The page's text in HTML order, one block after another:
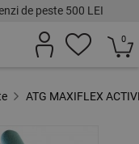
de peste 500 LEI
0
ATG MAXIFLEX